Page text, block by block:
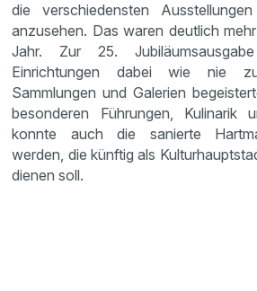
die verschiedensten
anzusehen. Das waren deutlich
Jahr. Zur 25.
Einrichtungen dabei wie nie
Sammlungen und Galerien
besonderen Führungen, Kulinarik
konnte auch die sanierte
werden, die künftig als
dienen soll.